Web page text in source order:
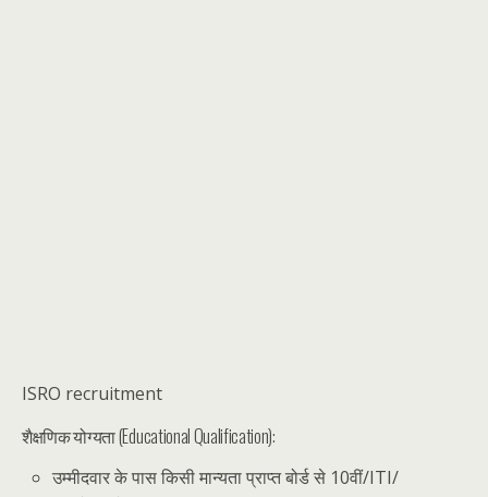
ISRO recruitment
शैक्षणिक योग्यता (Educational Qualification):
उम्मीदवार के पास किसी मान्यता प्राप्त बोर्ड से 10वीं/ITI/